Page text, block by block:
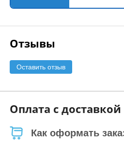
Отзывы
Оставить отзыв
Оплата с
Как оформать